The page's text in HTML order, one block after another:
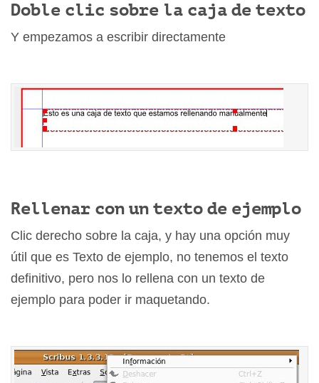
Doble clic sobre la caja de texto
Y empezamos a escribir directamente
Rellenar con un texto de ejemplo
Clic derecho sobre la caja, y hay una opción muy
útil que es Texto de ejemplo, no tenemos el texto
definitivo, pero nos lo rellena con un texto de
ejemplo para poder ir maquetando.